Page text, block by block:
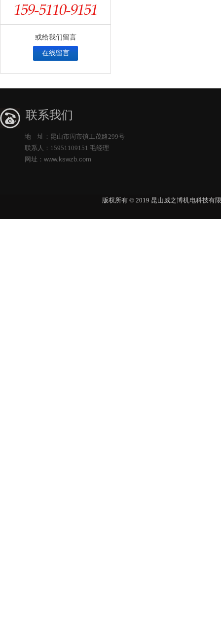
或给我们留言
在线留言
联系我们
地 址：昆山市周市镇工茂路299号
联系人：15951109151 毛经理
网址： www.kswzb.com
版权所有 © 2019 昆山威之博机电科技